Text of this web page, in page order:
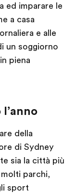
ed imparare le
a casa
e alle
un soggiorno
piena
della
di Sydney
sia la città più
molti parchi,
sport